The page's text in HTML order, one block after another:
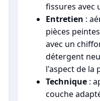
fissures avec
Entretien :
pièces
avec un
détergent
l'aspect de la
Technique :
couche